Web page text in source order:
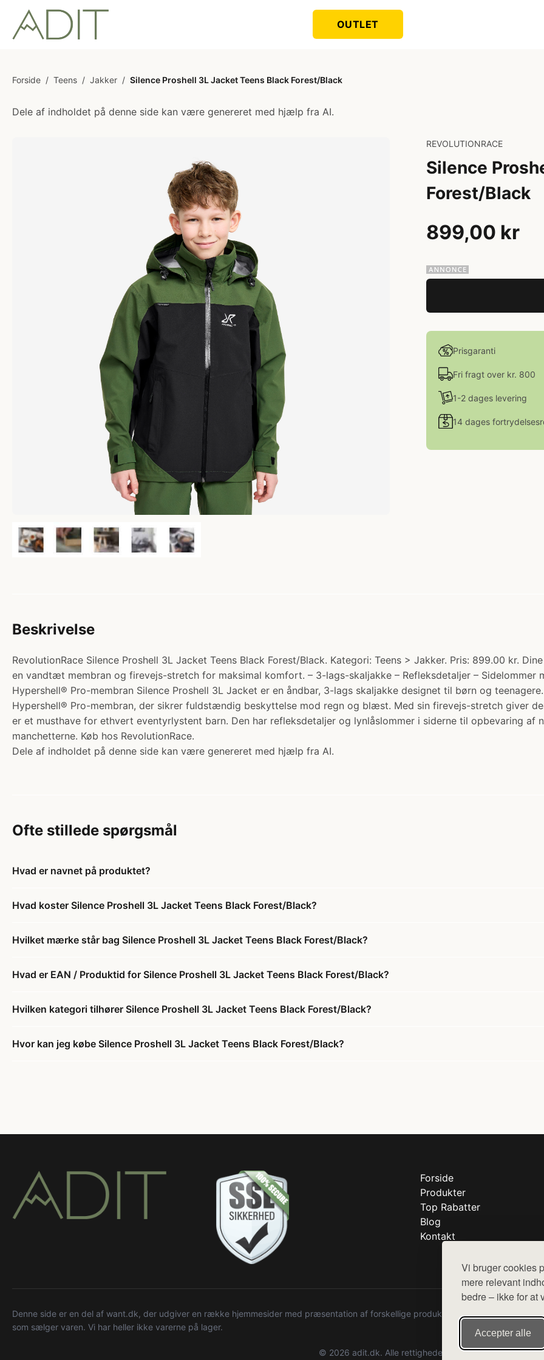
Vi bruger cookies
mere relevant
bedre – ikke for at
Accepter alle
OUTLET
Forside / Teens / Jakker / Silence Proshell 3L Jacket Teens Black Forest/Black
Dele af indholdet på denne side kan være genereret med hjælp fra AI.
REVOLUTIONRACE
Silence
Forest/Black
899,00 kr
Prisgaranti
Fri fragt over kr. 800
1-2 dages levering
14 dages
Beskrivelse
RevolutionRace Silence Proshell 3L Jacket Teens Black Forest/Black. Kategori: Teens > Jakker. Pris: 899.00 kr.
en vandtæt membran og firevejs-stretch for maksimal komfort. – 3-lags-skaljakke – Refleksdetaljer –
Hypershell® Pro-membran Silence Proshell 3L Jacket er en åndbar, 3-lags skaljakke designet til børn og
Hypershell® Pro-membran, der sikrer fuldstændig beskyttelse mod regn og blæst. Med sin firevejs-stretch giver
er et musthave for ethvert eventyrlystent barn. Den har refleksdetaljer og lynlåslommer i siderne til opbevaring af
manchetterne. Køb hos RevolutionRace.
Dele af indholdet på denne side kan være genereret med hjælp fra AI.
Ofte stillede spørgsmål
Hvad er navnet på produktet?
Hvad koster Silence Proshell 3L Jacket Teens Black Forest/Black?
Hvilket mærke står bag Silence Proshell 3L Jacket Teens Black Forest/Black?
Hvad er EAN / Produktid for Silence Proshell 3L Jacket Teens Black Forest/Black?
Hvilken kategori tilhører Silence Proshell 3L Jacket Teens Black Forest/Black?
Hvor kan jeg købe Silence Proshell 3L Jacket Teens Black Forest/Black?
Forside
Produkter
Top Rabatter
Blog
Kontakt
Denne side er en del af want.dk, der udgiver en række hjemmesider med præsentation af forskellige produkter fra diverse
som sælger varen. Vi har heller ikke varerne på lager.
© 2026 adit.dk. Alle rettigheder forbeholdes.